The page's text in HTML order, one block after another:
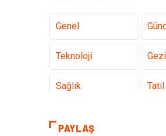
Genel
Teknoloji
Sağlık Tatil
İnternet
PAYLAŞ